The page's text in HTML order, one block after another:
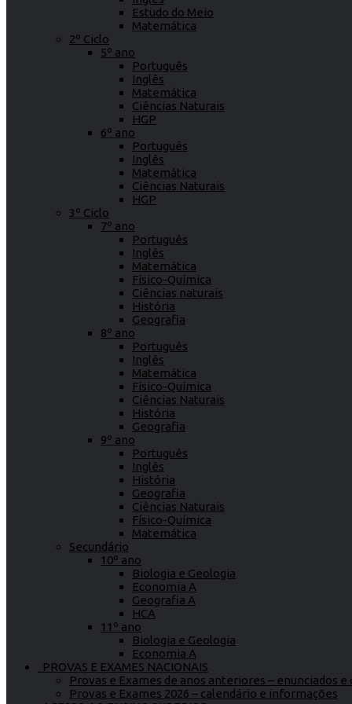
Estudo do Meio
Matemática
2º Ciclo
5º ano
Português
Inglês
Matemática
Ciências Naturais
HGP
6º ano
Português
Inglês
Matemática
Ciências Naturais
HGP
3º Ciclo
7º ano
Português
Inglês
Matemática
Físico-Química
Ciências naturais
História
Geografia
8º ano
Português
Inglês
Matemática
Físico-Química
Ciências Naturais
História
Geografia
9º ano
Português
Inglês
História
Geografia
Ciências Naturais
Físico-Química
Matemática
Secundário
10º ano
Biologia e Geologia
Economia A
Geografia A
HCA
11º ano
Biologia e Geologia
Economia A
PROVAS E EXAMES NACIONAIS
Provas e Exames de anos anteriores – enunciados
Provas e Exames 2026 – calendário e informações